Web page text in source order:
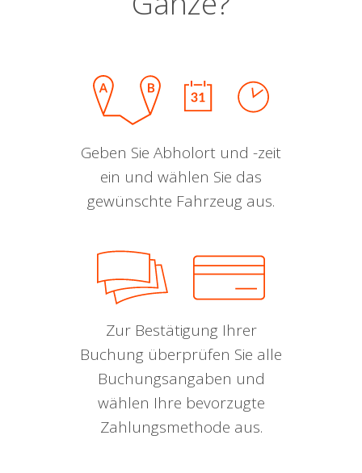
Geben Sie Abholort und -zeit
ein und wählen Sie das
gewünschte Fahrzeug aus.
Zur Bestätigung Ihrer
Buchung überprüfen Sie alle
Buchungsangaben und
wählen Ihre bevorzugte
Zahlungsmethode aus.